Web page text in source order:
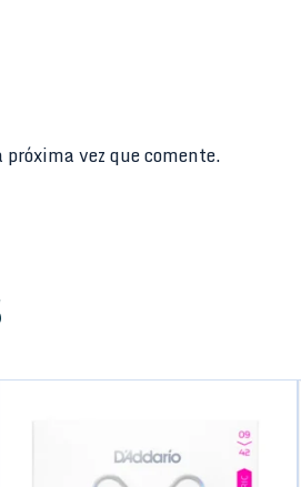
vez que comente.